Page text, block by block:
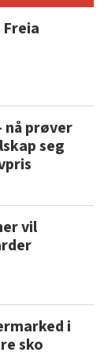
nå prøver
seg
vil
i
sko